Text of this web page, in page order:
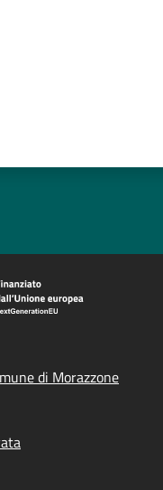
di Morazzone
menu